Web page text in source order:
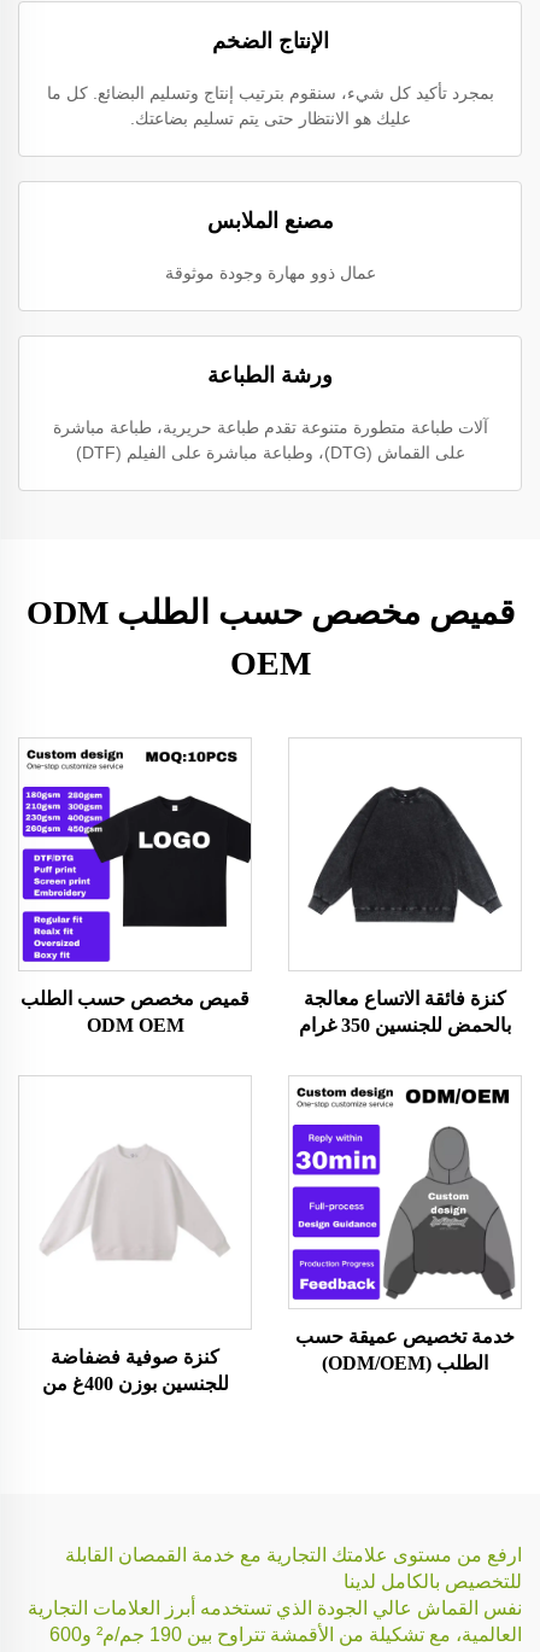
الإنتاج الضخم
بمجرد تأكيد كل شيء، سنقوم بترتيب إنتاج وتسليم البضائع. كل ما
عليك هو الانتظار حتى يتم تسليم بضاعتك.
مصنع الملابس
عمال ذوو مهارة وجودة موثوقة
ورشة الطباعة
آلات طباعة متطورة متنوعة تقدم طباعة حريرية، طباعة مباشرة
على القماش (DTG)، وطباعة مباشرة على الفيلم (DTF)
قميص مخصص حسب الطلب ODM
OEM
كنزة فائقة الاتساع معالجة
بالحمض للجنسين 350 غرام
قميص مخصص حسب الطلب
ODM OEM
خدمة تخصيص عميقة حسب
الطلب (ODM/OEM)
كنزة صوفية فضفاضة
للجنسين بوزن 400غ من
ارفع من مستوى علامتك التجارية مع خدمة القمصان القابلة
للتخصيص بالكامل لدينا
نفس القماش عالي الجودة الذي تستخدمه أبرز العلامات التجارية
العالمية، مع تشكيلة من الأقمشة تتراوح بين 190 جم/م² و600